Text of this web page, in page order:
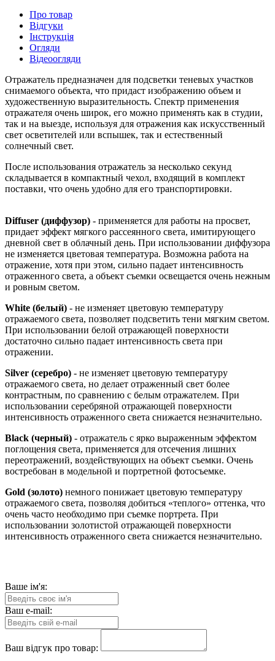
Про товар
Відгуки
Інструкція
Огляди
Відеоогляди
Отражатель предназначен для подсветки теневых участков
снимаемого объекта, что придаст изображению объем и
художественную выразительность. Спектр применения
отражателя очень широк, его можно применять как в студии,
так и на выезде, используя для отражения как искусственный
свет осветителей или вспышек, так и естественный
солнечный свет.
После использования отражатель за несколько секунд
складывается в компактный чехол, входящий в комплект
поставки, что очень удобно для его транспортировки.
Diffuser (диффузор) - применяется для работы на просвет,
придает эффект мягкого рассеянного света, имитирующего
дневной свет в облачный день. При использовании диффузора
не изменяется цветовая температура. Возможна работа на
отражение, хотя при этом, сильно падает интенсивность
отраженного света, а объект съемки освещается очень нежным
и ровным светом.
White (белый) - не изменяет цветовую температуру
отражаемого света, позволяет подсветить тени мягким светом.
При использовании белой отражающей поверхности
достаточно сильно падает интенсивность света при
отражении.
Silver (серебро) - не изменяет цветовую температуру
отражаемого света, но делает отраженный свет более
контрастным, по сравнению с белым отражателем. При
использовании серебряной отражающей поверхности
интенсивность отраженного света снижается незначительно.
Black (черный) - отражатель с ярко выраженным эффектом
поглощения света, применяется для отсечения лишних
переотражений, воздействующих на объект съемки. Очень
востребован в модельной и портретной фотосъемке.
Gold (золото) немного понижает цветовую температуру
отражаемого света, позволяя добиться «теплого» оттенка, что
очень часто необходимо при съемке портрета. При
использовании золотистой отражающей поверхности
интенсивность отраженного света снижается незначительно.
Ваше ім'я:
Ваш e-mail:
Ваш відгук про товар: